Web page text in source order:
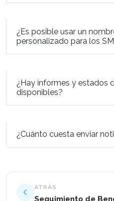
¿Es posible usar un
personalizado para los
¿Hay informes y estados
disponibles?
¿Cuánto cuesta enviar
ATRÁS
Seguimiento de